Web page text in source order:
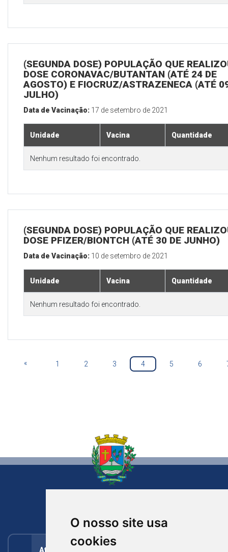
O nosso site usa
cookies
(SEGUNDA DOSE) POPULAÇÃO QUE
DOSE CORONAVAC/BUTANTAN (ATÉ 24 DE
AGOSTO) E FIOCRUZ/ASTRAZENECA (ATÉ
JULHO)
Data de Vacinação: 17 de setembro de 2021
Unidade Vacina Quantidade
Nenhum resultado foi encontrado.
(SEGUNDA DOSE) POPULAÇÃO QUE
DOSE PFIZER/BIONTCH (ATÉ 30 DE JUNHO)
Data de Vacinação: 10 de setembro de 2021
Unidade Vacina Quantidade
Nenhum resultado foi encontrado.
« 1 2 3 4 5 6
Atendimento